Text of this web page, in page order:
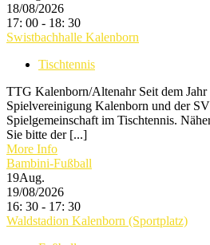
18/08/2026
17: 00 - 18: 30
Swistbachhalle Kalenborn
Tischtennis
TTG Kalenborn/Altenahr Seit dem Jahr
Spielvereinigung Kalenborn und der
Spielgemeinschaft im Tischtennis.
Sie bitte der [...]
More Info
Bambini-Fußball
19Aug.
19/08/2026
16: 30 - 17: 30
Waldstadion Kalenborn (Sportplatz)